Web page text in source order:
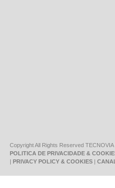
Copyright All Rights Reserved
POLITICA DE PRIVACIDADE &
| PRIVACY POLICY & COOKIES |